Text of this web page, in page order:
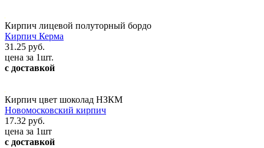
Кирпич лицевой полуторный бордо
Кирпич Керма
31.25 руб.
цена за 1шт.
с доставкой
Кирпич цвет шоколад НЗКМ
Новомосковский кирпич
17.32 руб.
цена за 1шт
с доставкой